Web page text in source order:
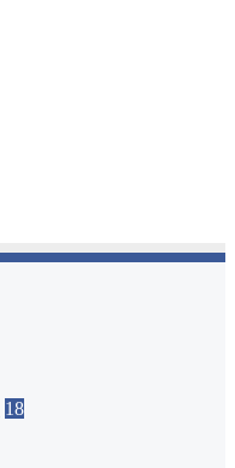
18